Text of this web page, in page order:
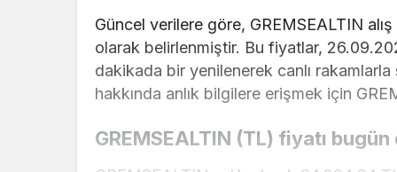
Güncel verilere göre, GREMSEALTIN
olarak belirlenmiştir. Bu fiyatlar,
dakikada bir yenilenerek canlı rakamlarla
hakkında anlık bilgilere erişmek için
GREMSEALTIN (TL) fiyatı